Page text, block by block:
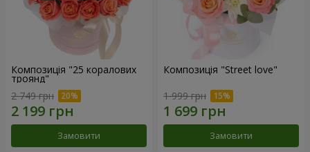
Композиція "25 коралових
троянд"
2 749 грн
Замовити
Композиція "Street love"
1 999 грн
Замовити